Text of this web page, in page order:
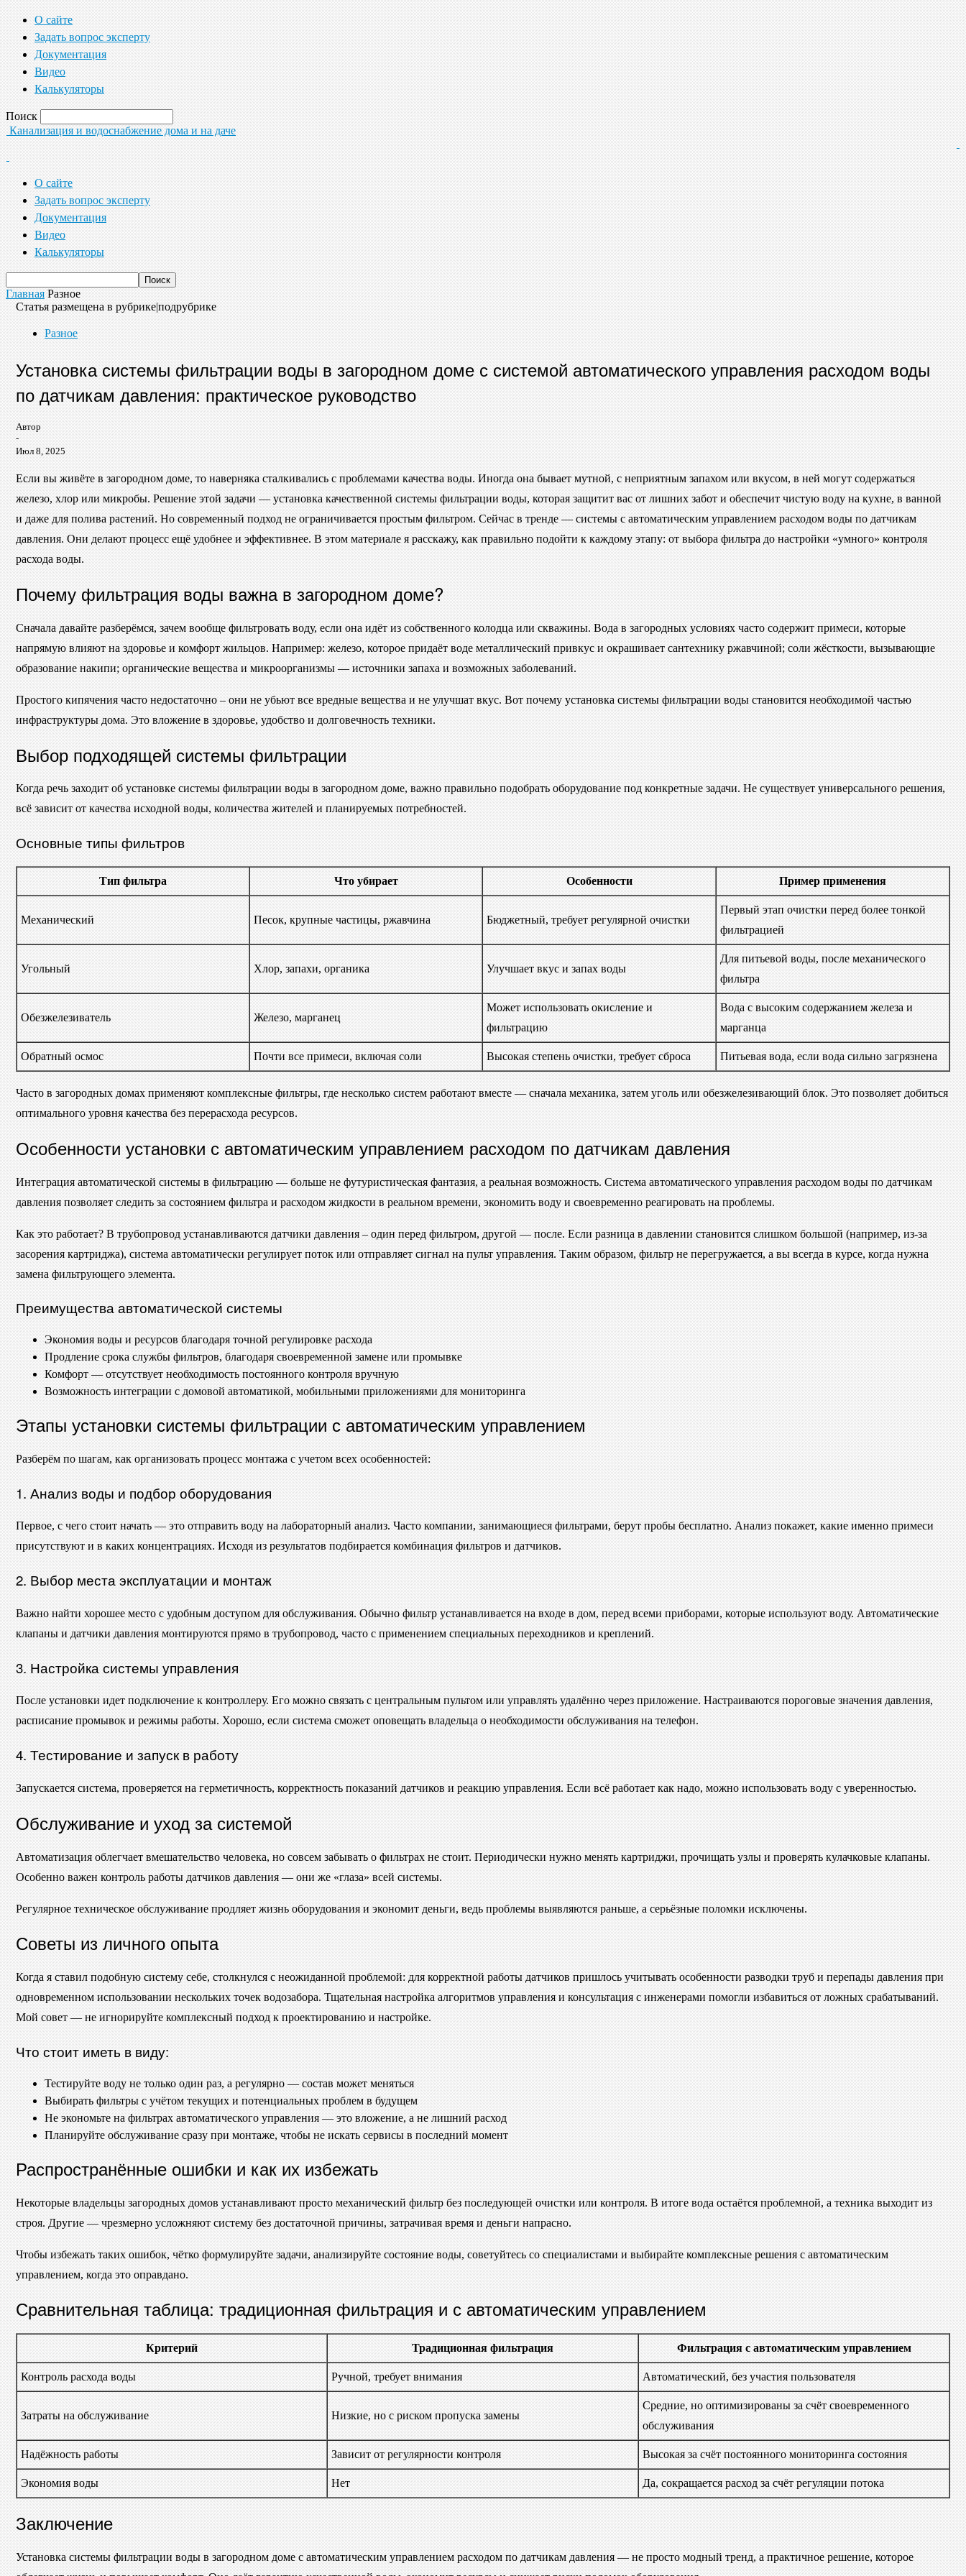
О сайте
Задать вопрос эксперту
Документация
Видео
Калькуляторы
Поиск
Канализация и водоснабжение дома и на даче
О сайте
Задать вопрос эксперту
Документация
Видео
Калькуляторы
Главная Разное
Статья размещена в рубрике|подрубрике
Разное
Установка системы фильтрации воды в загородном доме с системой автоматического управления расходом воды
по датчикам давления: практическое руководство
Автор
-
Июл 8, 2025
Если вы живёте в загородном доме, то наверняка сталкивались с проблемами качества воды. Иногда она бывает мутной, с неприятным запахом или вкусом, в ней могут содержаться
железо, хлор или микробы. Решение этой задачи — установка качественной системы фильтрации воды, которая защитит вас от лишних забот и обеспечит чистую воду на кухне, в ванной
и даже для полива растений. Но современный подход не ограничивается простым фильтром. Сейчас в тренде — системы с автоматическим управлением расходом воды по датчикам
давления. Они делают процесс ещё удобнее и эффективнее. В этом материале я расскажу, как правильно подойти к каждому этапу: от выбора фильтра до настройки «умного» контроля
расхода воды.
Почему фильтрация воды важна в загородном доме?
Сначала давайте разберёмся, зачем вообще фильтровать воду, если она идёт из собственного колодца или скважины. Вода в загородных условиях часто содержит примеси, которые
напрямую влияют на здоровье и комфорт жильцов. Например: железо, которое придаёт воде металлический привкус и окрашивает сантехнику ржавчиной; соли жёсткости, вызывающие
образование накипи; органические вещества и микроорганизмы — источники запаха и возможных заболеваний.
Простого кипячения часто недостаточно – они не убьют все вредные вещества и не улучшат вкус. Вот почему установка системы фильтрации воды становится необходимой частью
инфраструктуры дома. Это вложение в здоровье, удобство и долговечность техники.
Выбор подходящей системы фильтрации
Когда речь заходит об установке системы фильтрации воды в загородном доме, важно правильно подобрать оборудование под конкретные задачи. Не существует универсального решения,
всё зависит от качества исходной воды, количества жителей и планируемых потребностей.
Основные типы фильтров
Тип фильтра Что убирает Особенности Пример применения
Механический Песок, крупные частицы, ржавчина Бюджетный, требует регулярной очистки
Первый этап очистки перед более тонкой
фильтрацией
Угольный Хлор, запахи, органика Улучшает вкус и запах воды
Для питьевой воды, после механического
фильтра
Обезжелезиватель Железо, марганец
Может использовать окисление и
фильтрацию
Вода с высоким содержанием железа и
марганца
Обратный осмос Почти все примеси, включая соли Высокая степень очистки, требует сброса Питьевая вода, если вода сильно загрязнена
Часто в загородных домах применяют комплексные фильтры, где несколько систем работают вместе — сначала механика, затем уголь или обезжелезивающий блок. Это позволяет добиться
оптимального уровня качества без перерасхода ресурсов.
Особенности установки с автоматическим управлением расходом по датчикам давления
Интеграция автоматической системы в фильтрацию — больше не футуристическая фантазия, а реальная возможность. Система автоматического управления расходом воды по датчикам
давления позволяет следить за состоянием фильтра и расходом жидкости в реальном времени, экономить воду и своевременно реагировать на проблемы.
Как это работает? В трубопровод устанавливаются датчики давления – один перед фильтром, другой — после. Если разница в давлении становится слишком большой (например, из-за
засорения картриджа), система автоматически регулирует поток или отправляет сигнал на пульт управления. Таким образом, фильтр не перегружается, а вы всегда в курсе, когда нужна
замена фильтрующего элемента.
Преимущества автоматической системы
Экономия воды и ресурсов благодаря точной регулировке расхода
Продление срока службы фильтров, благодаря своевременной замене или промывке
Комфорт — отсутствует необходимость постоянного контроля вручную
Возможность интеграции с домовой автоматикой, мобильными приложениями для мониторинга
Этапы установки системы фильтрации с автоматическим управлением
Разберём по шагам, как организовать процесс монтажа с учетом всех особенностей:
1. Анализ воды и подбор оборудования
Первое, с чего стоит начать — это отправить воду на лабораторный анализ. Часто компании, занимающиеся фильтрами, берут пробы бесплатно. Анализ покажет, какие именно примеси
присутствуют и в каких концентрациях. Исходя из результатов подбирается комбинация фильтров и датчиков.
2. Выбор места эксплуатации и монтаж
Важно найти хорошее место с удобным доступом для обслуживания. Обычно фильтр устанавливается на входе в дом, перед всеми приборами, которые используют воду. Автоматические
клапаны и датчики давления монтируются прямо в трубопровод, часто с применением специальных переходников и креплений.
3. Настройка системы управления
После установки идет подключение к контроллеру. Его можно связать с центральным пультом или управлять удалённо через приложение. Настраиваются пороговые значения давления,
расписание промывок и режимы работы. Хорошо, если система сможет оповещать владельца о необходимости обслуживания на телефон.
4. Тестирование и запуск в работу
Запускается система, проверяется на герметичность, корректность показаний датчиков и реакцию управления. Если всё работает как надо, можно использовать воду с уверенностью.
Обслуживание и уход за системой
Автоматизация облегчает вмешательство человека, но совсем забывать о фильтрах не стоит. Периодически нужно менять картриджи, прочищать узлы и проверять кулачковые клапаны.
Особенно важен контроль работы датчиков давления — они же «глаза» всей системы.
Регулярное техническое обслуживание продляет жизнь оборудования и экономит деньги, ведь проблемы выявляются раньше, а серьёзные поломки исключены.
Советы из личного опыта
Когда я ставил подобную систему себе, столкнулся с неожиданной проблемой: для корректной работы датчиков пришлось учитывать особенности разводки труб и перепады давления при
одновременном использовании нескольких точек водозабора. Тщательная настройка алгоритмов управления и консультация с инженерами помогли избавиться от ложных срабатываний.
Мой совет — не игнорируйте комплексный подход к проектированию и настройке.
Что стоит иметь в виду:
Тестируйте воду не только один раз, а регулярно — состав может меняться
Выбирать фильтры с учётом текущих и потенциальных проблем в будущем
Не экономьте на фильтрах автоматического управления — это вложение, а не лишний расход
Планируйте обслуживание сразу при монтаже, чтобы не искать сервисы в последний момент
Распространённые ошибки и как их избежать
Некоторые владельцы загородных домов устанавливают просто механический фильтр без последующей очистки или контроля. В итоге вода остаётся проблемной, а техника выходит из
строя. Другие — чрезмерно усложняют систему без достаточной причины, затрачивая время и деньги напрасно.
Чтобы избежать таких ошибок, чётко формулируйте задачи, анализируйте состояние воды, советуйтесь со специалистами и выбирайте комплексные решения с автоматическим
управлением, когда это оправдано.
Сравнительная таблица: традиционная фильтрация и с автоматическим управлением
Критерий Традиционная фильтрация Фильтрация с автоматическим управлением
Контроль расхода воды Ручной, требует внимания Автоматический, без участия пользователя
Затраты на обслуживание Низкие, но с риском пропуска замены
Средние, но оптимизированы за счёт своевременного
обслуживания
Надёжность работы Зависит от регулярности контроля Высокая за счёт постоянного мониторинга состояния
Экономия воды Нет Да, сокращается расход за счёт регуляции потока
Заключение
Установка системы фильтрации воды в загородном доме с автоматическим управлением расходом по датчикам давления — не просто модный тренд, а практичное решение, которое